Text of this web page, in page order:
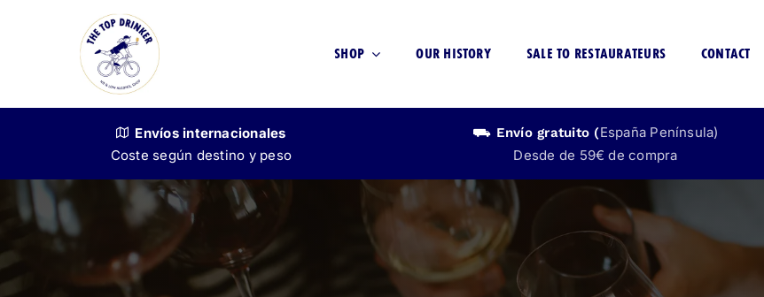
SHOP
VINO
SIN ALCOHOL
CERVEZA
SIN ALCOHOL
LICOR
OUR HISTORY SALE TO RESTAURATEURS CONTACT
Envíos internacionales
Coste según destino y peso
⛟ Envíogratuito (España Península)
Desde de 59€ de compra